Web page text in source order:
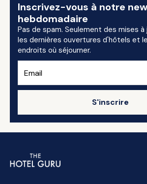
Inscrivez-vous à notre
hebdomadaire
Pas de spam. Seulement des mises
les dernières ouvertures d'hôtels et
endroits où séjourner.
S'inscrire